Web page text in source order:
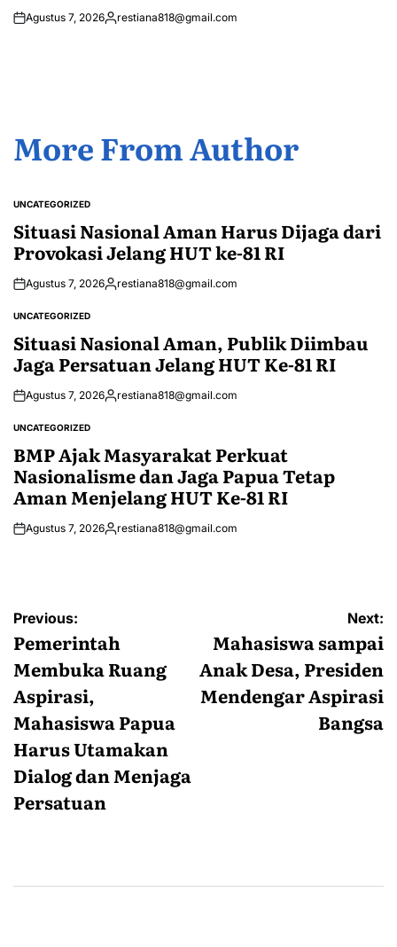
Agustus 7, 2026Posted
restiana818@gmail.com
More From Author
POSTED
UNCATEGORIZED
Situasi Nasional Aman Harus Dijaga dari
Provokasi Jelang HUT ke-81 RI
Agustus 7, 2026Posted
restiana818@gmail.com
POSTED
UNCATEGORIZED
Situasi Nasional Aman, Publik Diimbau
Jaga Persatuan Jelang HUT Ke-81 RI
Agustus 7, 2026Posted
restiana818@gmail.com
POSTED
UNCATEGORIZED
BMP Ajak Masyarakat Perkuat
Nasionalisme dan Jaga Papua Tetap
Aman Menjelang HUT Ke-81 RI
Agustus 7, 2026Posted
restiana818@gmail.com
Navigasi
pos
Previous:
Pemerintah
Membuka Ruang
Aspirasi,
Mahasiswa Papua
Harus Utamakan
Dialog dan Menjaga
Persatuan
Next:
Mahasiswa sampai
Anak Desa, Presiden
Mendengar Aspirasi
Bangsa